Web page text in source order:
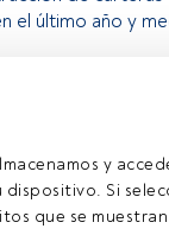
y
Si
que se
el último año y
usuarios
todo el
a FundsPeople